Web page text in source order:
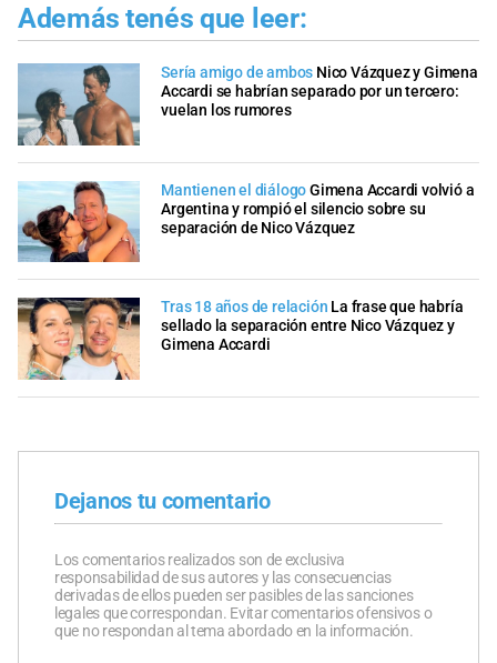
Además tenés que leer:
Sería amigo de ambos Nico Vázquez y Gimena
Accardi se habrían separado por un tercero:
vuelan los rumores
Mantienen el diálogoGimena Accardi volvió a
Argentina y rompió el silencio sobre su
separación de Nico Vázquez
Tras 18 años de relación La frase que habría
sellado la separación entre Nico Vázquez y
Gimena Accardi
Dejanos tu comentario
Los comentarios realizados son de exclusiva
responsabilidad de sus autores y las consecuencias
derivadas de ellos pueden ser pasibles de las sanciones
legales que correspondan. Evitar comentarios ofensivos o
que no respondan al tema abordado en la información.